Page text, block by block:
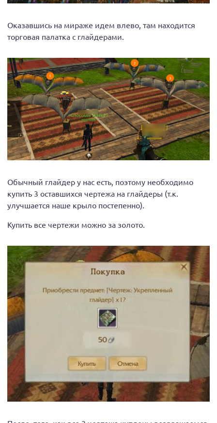
Оказавшись на мираже идем влево, там находится
торговая палатка с глайдерами.
Обычный глайдер у нас есть, поэтому необходимо
купить 3 оставшихся чертежа на глайдеры (т.к.
улучшается наше крыло постепенно).
Купить все чертежи можно за золото.